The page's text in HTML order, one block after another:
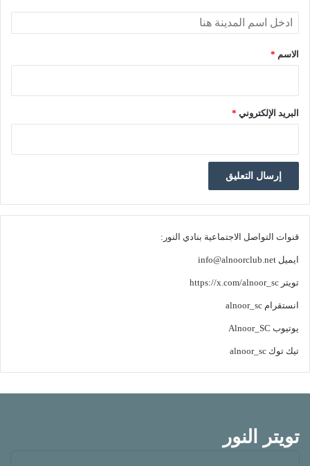
الاسم *
البريد الإلكتروني *
قنوات التواصل الاجتماعية بنادي النور:
ايميل info@alnoorclub.net
تويتر https://x.com/alnoor_sc
انستقرام alnoor_sc
يوتيوب Alnoor_SC
تيك توك alnoor_sc
تويتر النور